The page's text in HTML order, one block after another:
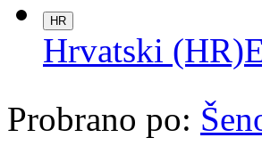
HR
Hrvatski (HR)
Probrano po: